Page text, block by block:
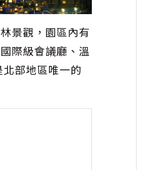
景觀，園區內有
際級會議廳、溫
部地區唯一的